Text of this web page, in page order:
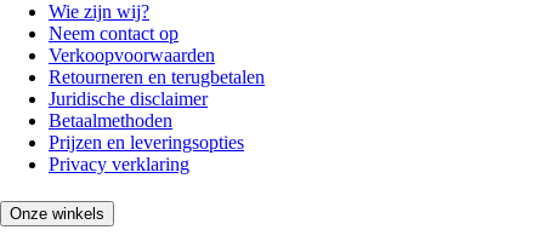
Wie zijn wij?
Neem contact op
Verkoopvoorwaarden
Retourneren en terugbetalen
Juridische disclaimer
Betaalmethoden
Prijzen en leveringsopties
Privacy verklaring
Onze winkels